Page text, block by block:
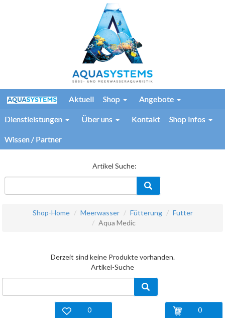
Aktuell Shop Angebote
Dienstleistungen Über uns Kontakt Shop Infos
Wissen / Partner
Artikel Suche:
Shop-Home Meerwasser Fütterung
Futter
Aqua Medic
Derzeit sind keine Produkte vorhanden.
Artikel-Suche
0
0